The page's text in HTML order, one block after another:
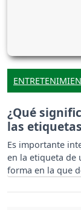
¿Qué
las
Es importante
en la etiqueta de
forma en la que